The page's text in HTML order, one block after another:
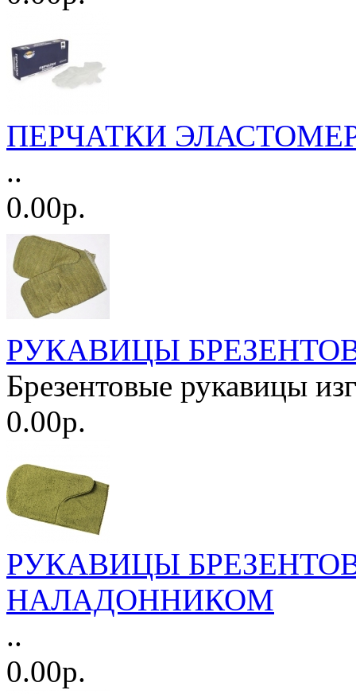
ПЕРЧАТКИ ЭЛАСТОМЕР
..
0.00р.
РУКАВИЦЫ
Брезентовые рукавицы
0.00р.
РУКАВИЦЫ
НАЛАДОННИКОМ
..
0.00р.